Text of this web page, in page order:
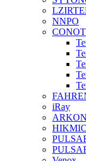
NNPO
iRay
ARKON